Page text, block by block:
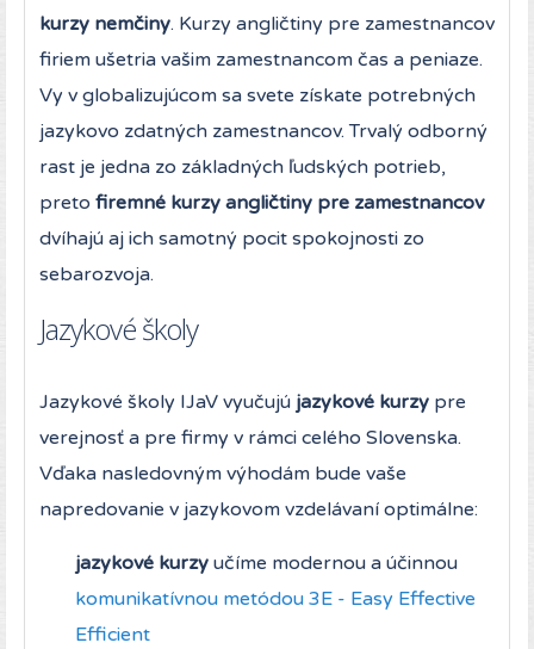
kurzy nemčiny. Kurzy angličtiny pre zamestnancov
firiem ušetria vašim zamestnancom čas a peniaze.
Vy v globalizujúcom sa svete získate potrebných
jazykovo zdatných zamestnancov. Trvalý odborný
rast je jedna zo základných ľudských potrieb,
preto firemné kurzy angličtiny pre zamestnancov
dvíhajú aj ich samotný pocit spokojnosti zo
sebarozvoja.
Jazykové školy
Jazykové školy IJaV vyučujú jazykové kurzy pre
verejnosť a pre firmy v rámci celého Slovenska.
Vďaka nasledovným výhodám bude vaše
napredovanie v jazykovom vzdelávaní optimálne:
jazykové kurzy učíme modernou a účinnou
komunikatívnou metódou 3E - Easy Effective
Efficient